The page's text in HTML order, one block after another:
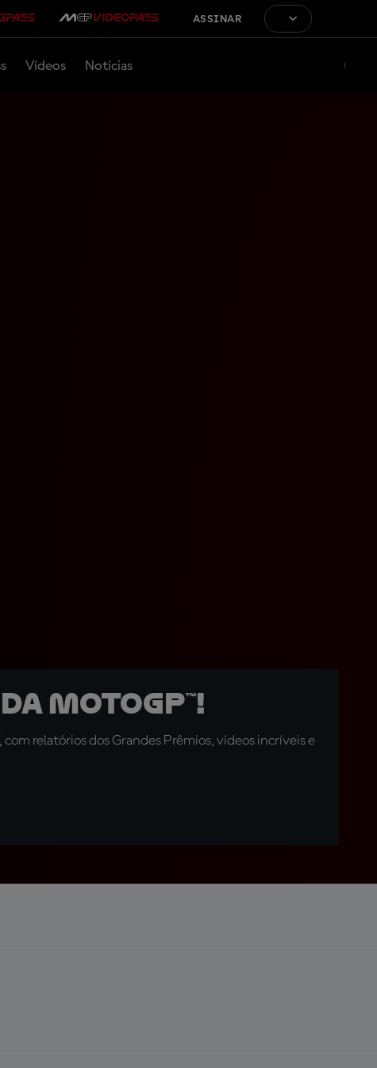
ASSINAR
Vídeos Notícias
MotoGP™!
relatórios dos Grandes Prêmios, vídeos incríveis e